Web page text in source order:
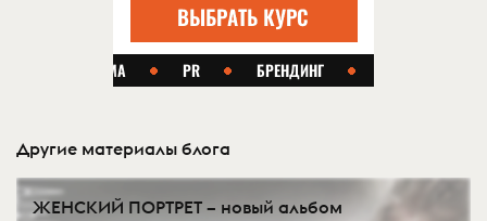
Другие материалы блога
ЖЕНСКИЙ ПОРТРЕТ – новый альбом